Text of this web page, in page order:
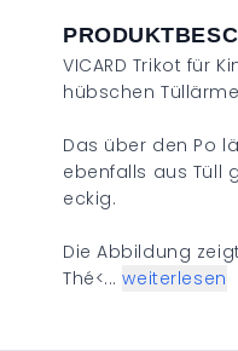
VICARD Trikot für
hübschen
Das über den Po
ebenfalls aus Tüll
eckig.
Die Abbildung
Thé<...weiterlesen